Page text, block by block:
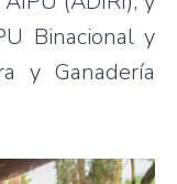
Binacional y
y Ganadería